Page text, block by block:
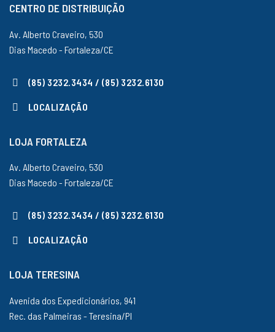
CENTRO DE DISTRIBUIÇÃO
Av. Alberto Craveiro, 530
Dias Macedo - Fortaleza/CE
(85) 3232.3434 / (85) 3232.6130
LOCALIZAÇÃO
LOJA FORTALEZA
Av. Alberto Craveiro, 530
Dias Macedo - Fortaleza/CE
(85) 3232.3434 / (85) 3232.6130
LOCALIZAÇÃO
LOJA TERESINA
Avenida dos Expedicionários, 941
Rec. das Palmeiras - Teresina/PI